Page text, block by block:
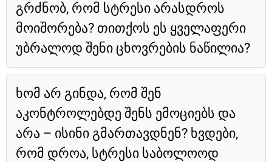
გრძნობ, რომ სტრესი არასდროს
მოიშორება? თითქოს ეს ყველაფერი
უბრალოდ შენი ცხოვრების ნაწილია?
ხომ არ გინდა, რომ შენ
აკონტროლებდე შენს ემოციებს და
არა – ისინი გმართავდნენ? ხვდები,
რომ დროა, სტრესი საბოლოოდ